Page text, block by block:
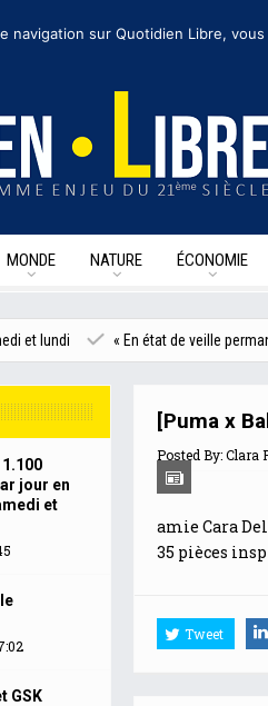
MONDE NATURE ÉCONOMIE
« En état de veille permanente »
[Puma x
Posted By:Clara
amie Cara
35 pièces
Tweet
jour en
et
GSK
navigation sur Quotidien Libre,